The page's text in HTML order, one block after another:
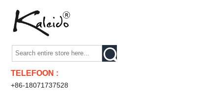

TELEFOON :
+86-18071737528